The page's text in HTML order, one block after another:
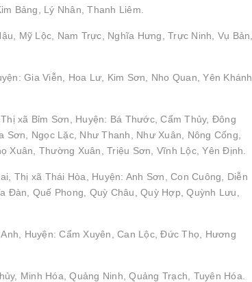
Bảng, Lý Nhân, Thanh Liêm.
Mỹ Lộc, Nam Trực, Nghĩa Hưng, Trực Ninh, Vụ Bản,
Gia Viễn, Hoa Lư, Kim Sơn, Nho Quan, Yên Khánh,
xã Bỉm Sơn, Huyện: Bá Thước, Cẩm Thủy, Đông
Ngọc Lặc, Như Thanh, Như Xuân, Nông Cống,
Xuân, Thường Xuân, Triệu Sơn, Vĩnh Lộc, Yên Định.
Thị xã Thái Hòa, Huyện: Anh Sơn, Con Cuông, Diễn
Quế Phong, Quỳ Châu, Quỳ Hợp, Quỳnh Lưu,
Huyện: Cẩm Xuyên, Can Lộc, Đức Thọ, Hương
Minh Hóa, Quảng Ninh, Quảng Trạch, Tuyên Hóa.